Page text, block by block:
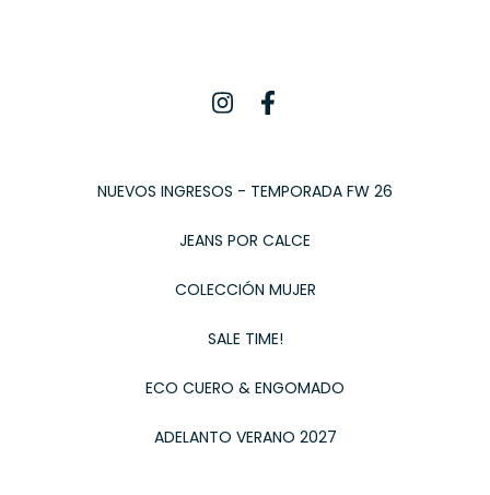
NUEVOS INGRESOS - TEMPORADA FW 26
JEANS POR CALCE
COLECCIÓN MUJER
SALE TIME!
ECO CUERO & ENGOMADO
ADELANTO VERANO 2027